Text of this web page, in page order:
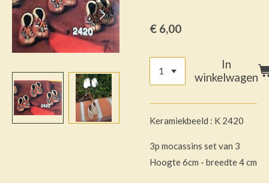
€ 6,00
In
winkelwagen
Keramiekbeeld : K 2420
3p mocassins set van 3
Hoogte 6cm - breedte 4 cm